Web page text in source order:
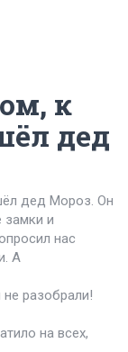
к
дед
дед Мороз. Он
замки и
нас
А
разобрали!
на всех,